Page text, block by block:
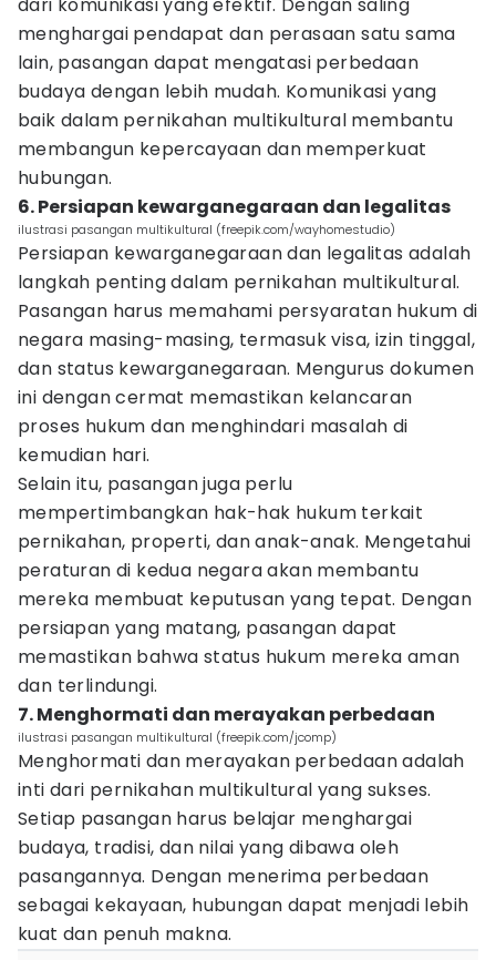
menghargai pendapat dan perasaan satu sama
lain, pasangan dapat mengatasi perbedaan
budaya dengan lebih mudah. Komunikasi yang
baik dalam pernikahan multikultural membantu
membangun kepercayaan dan memperkuat
hubungan.
6. Persiapan kewarganegaraan dan legalitas
ilustrasi pasangan multikultural (freepik.com/wayhomestudio)
Persiapan kewarganegaraan dan legalitas adalah
langkah penting dalam pernikahan multikultural.
Pasangan harus memahami persyaratan hukum di
negara masing-masing, termasuk visa, izin tinggal,
dan status kewarganegaraan. Mengurus dokumen
ini dengan cermat memastikan kelancaran
proses hukum dan menghindari masalah di
kemudian hari.
Selain itu, pasangan juga perlu
mempertimbangkan hak-hak hukum terkait
pernikahan, properti, dan anak-anak. Mengetahui
peraturan di kedua negara akan membantu
mereka membuat keputusan yang tepat. Dengan
persiapan yang matang, pasangan dapat
memastikan bahwa status hukum mereka aman
dan terlindungi.
7. Menghormati dan merayakan perbedaan
ilustrasi pasangan multikultural (freepik.com/jcomp)
Menghormati dan merayakan perbedaan adalah
inti dari pernikahan multikultural yang sukses.
Setiap pasangan harus belajar menghargai
budaya, tradisi, dan nilai yang dibawa oleh
pasangannya. Dengan menerima perbedaan
sebagai kekayaan, hubungan dapat menjadi lebih
kuat dan penuh makna.